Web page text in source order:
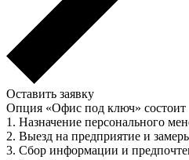
Оставить заявку
Опция «Офис под ключ» состоит
1. Назначение персонального
2. Выезд на предприятие и
3. Сбор информации и